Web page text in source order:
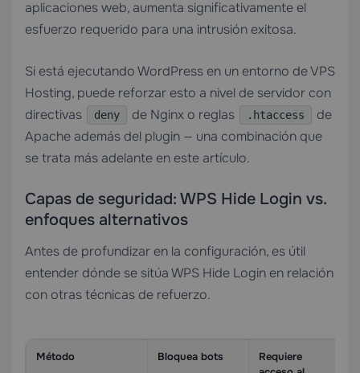
aplicaciones web, aumenta significativamente el
esfuerzo requerido para una intrusión exitosa.
Si está ejecutando WordPress en un entorno deVPS
Hosting, puede reforzar esto a nivel de servidor con
directivas
deny de Nginx o reglas .htaccess
de
Apache además del plugin — una combinación que
se trata más adelante en este artículo.
Capas de seguridad: WPS Hide Login vs.
enfoques alternativos
Antes de profundizar en la configuración, es útil
entender dónde se sitúa WPS Hide Login en relación
con otras técnicas de refuerzo.
Método Bloquea bots
Requiere